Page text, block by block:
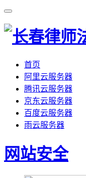
首页
阿里云服务器
腾讯云服务器
京东云服务器
百度云服务器
雨云服务器
网站安全